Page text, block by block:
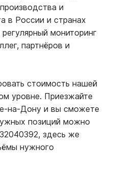
и
в России и странах
мониторинг
партнёров и
стоимость нашей
уровне. Приезжайте
на-Дону и вы сможете
позиций можно
здесь же
нужного